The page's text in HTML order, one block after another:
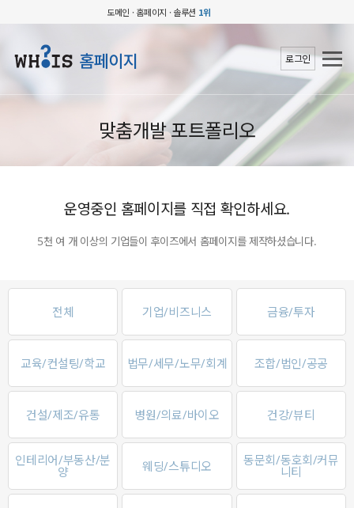
도메인 · 홈페이지 · 솔루션 1위
홈페이지 로그인
맞춤개발 포트폴리오
운영중인 홈페이지를 직접 확인하세요.
5천 여 개 이상의 기업들이 후이즈에서 홈페이지를 제작하셨습니다.
전체 기업/비즈니스 금융/투자
교육/컨설팅/학교 법무/세무/노무/회계 조합/법인/공공
건설/제조/유통 병원/의료/바이오 건강/뷰티
인테리어/부동산/분
양 웨딩/스튜디오 동문회/동호회/커뮤
니티